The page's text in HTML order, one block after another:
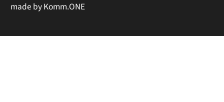
made byKomm.ONE